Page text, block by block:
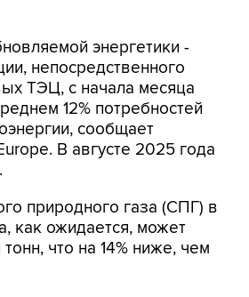
энергетики -
непосредственного
ТЭЦ, с начала месяца
12% потребностей
сообщает
В августе 2025 года
природного газа (СПГ) в
как ожидается, может
что на 14% ниже, чем